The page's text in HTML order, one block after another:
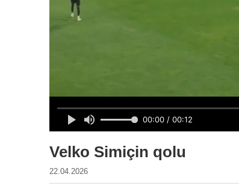
Velko Simiçin qolu
22.04.2026